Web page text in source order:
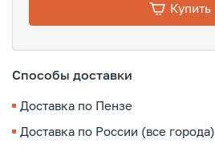
Купить
Способы доставки
Доставка по Пензе
Доставка по России (все города)